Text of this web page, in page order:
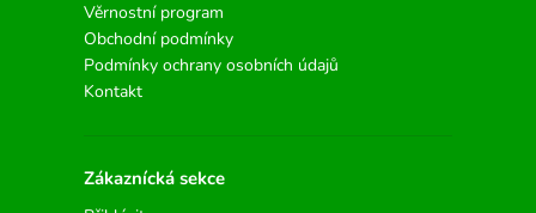
Věrnostní program
Obchodní podmínky
Podmínky ochrany osobních údajů
Kontakt
Zákaznícká sekce